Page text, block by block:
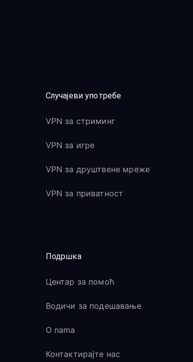
Случајеви употребе
VPN за стриминг
VPN за игре
VPN за друштвене мреже
VPN за приватност
Подршка
Центар за помоћ
Водичи за подешавање
O nama
Контактирајте нас